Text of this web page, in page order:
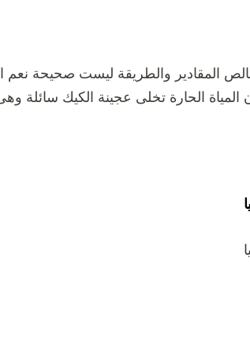
المقادير والطريقة ليست صحيحة نعم
الحارة تخلى عجينة الكيك سائلة